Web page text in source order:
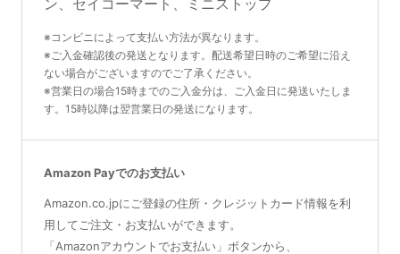
※コンビニによって支払い方法が異なります。
※ご入金確認後の発送となります。配送希望日時のご希望に沿え
ない場合がございますのでご了承ください。
※営業日の場合15時までのご入金分は、ご入金日に発送いたしま
す。15時以降は翌営業日の発送になります。
Amazon Payでのお支払い
Amazon.co.jpにご登録の住所・クレジットカード情報を利
用してご注文・お支払いができます。
「Amazonアカウントでお支払い」ボタンから、